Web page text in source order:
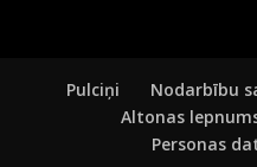
Pulciņi Nodarbību
Altonas
Personas